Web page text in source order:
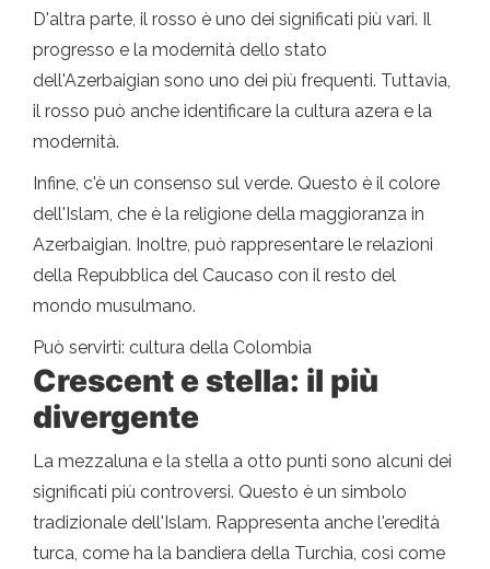
D'altra parte, il rosso è uno dei significati più vari. Il
progresso e la modernità dello stato
dell'Azerbaigian sono uno dei più frequenti. Tuttavia,
il rosso può anche identificare la cultura azera e la
modernità.
Infine, c'è un consenso sul verde. Questo è il colore
dell'Islam, che è la religione della maggioranza in
Azerbaigian. Inoltre, può rappresentare le relazioni
della Repubblica del Caucaso con il resto del
mondo musulmano.
Può servirti: cultura della Colombia
Crescent e stella: il più
divergente
La mezzaluna e la stella a otto punti sono alcuni dei
significati più controversi. Questo è un simbolo
tradizionale dell'Islam. Rappresenta anche l'eredità
turca, come ha la bandiera della Turchia, così come